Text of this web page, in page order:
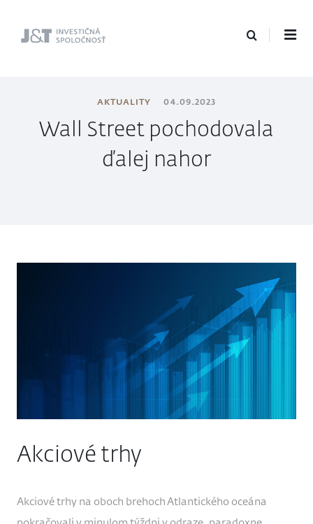
J&T Investičná
AKTUALITY 04.09.2023
Wall Street pochodovala
ďalej nahor
Akciové trhy
Akciové trhy na oboch brehoch Atlantického oceána